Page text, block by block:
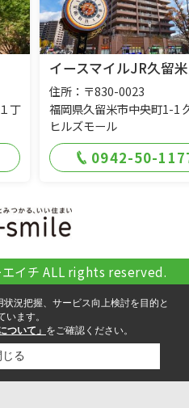
丁
イースマイルJR久留
住所：〒830-0023
福岡県久留米市中央町1-1
ヒルズモール
0942-50-
イチ ALL rights reserved.
況把握、サービス向上検討を目的と
ます。
ついて」 をご確認ください。
じる